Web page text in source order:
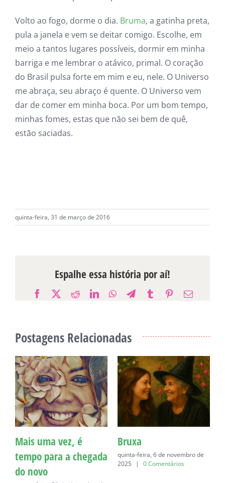
Volto ao fogo, dorme o dia. Bruma, a gatinha preta,
pula a janela e vem se deitar comigo. Escolhe, em
meio a tantos lugares possíveis, dormir em minha
barriga e me lembrar o atávico, primal. O coração
do Brasil pulsa forte em mim e eu, nele. O Universo
me abraça, seu abraço é quente. O Universo vem
dar de comer em minha boca. Por um bom tempo,
minhas fomes, estas que não sei bem de quê,
estão saciadas.
quinta-feira, 31 de março de 2016
Espalhe essa história por aí!
Facebook
X RedditLinkedInWhatsApp
Telegram
TumblrPinterest
E-
Postagens Relacionadas
Bruxa
quinta-feira, 6 de novembro de
2025
| 0 Comentários
Carta a Juliana Marins
quinta-feira, 26 de junho de 2025
0 Comentários